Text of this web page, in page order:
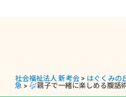
社会福祉法人 新考会 > はぐくみの
急 > 親子で一緒に楽しめる腹話